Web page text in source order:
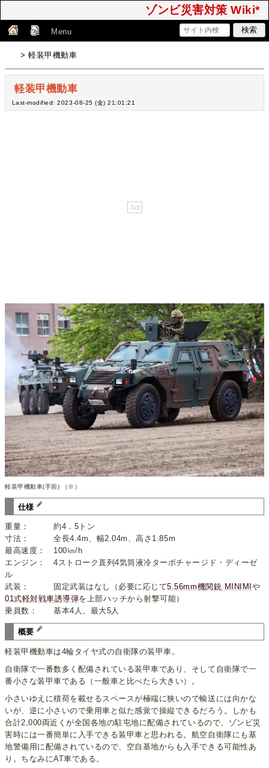
ゾンビ災害対策 Wiki*
Menu
> 軽装甲機動車
軽装甲機動車
Last-modified: 2023-08-25 (金) 21:01:21
軽装甲機動車(手前) （※）
仕様
重量： 約4．5トン
寸法： 全長4.4m、幅2.04m、高さ1.85m
最高速度： 100㎞/h
エンジン： 4ストローク直列4気筒液冷ターボチャージド・ディーゼ
ル
武装： 固定武装はなし（必要に応じて5.56mm機関銃 MINIMI や
01式軽対戦車誘導弾を上部ハッチから射撃可能）
乗員数： 基本4人、最大5人
概要
軽装甲機動車は4輪タイヤ式の自衛隊の装甲車。
自衛隊で一番数多く配備されている装甲車であり、そして自衛隊で一
番小さな装甲車である（一般車と比べたら大きい）。
小さいゆえに積荷を載せるスペースが極端に狭いので輸送には向かな
いが、逆に小さいので乗用車と似た感覚で操縦できるだろう。しかも
合計2,000両近くが全国各地の駐屯地に配備されているので、ゾンビ災
害時には一番簡単に入手できる装甲車と思われる。航空自衛隊にも基
地警備用に配備されているので、空自基地からも入手できる可能性あ
り。ちなみにAT車である。